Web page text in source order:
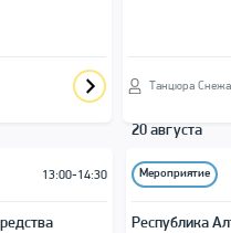
Танцюра
13:00-14:30
20 августа
Мероприятие
Республика